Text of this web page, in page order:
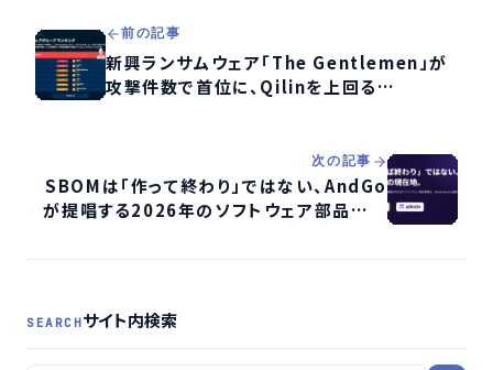
前の記事
新興ランサムウェア「The Gentlemen」が
攻撃件数で首位に、Qilinを上回る
次の記事
SBOMは「作って終わり」ではない、AndGo
が提唱する2026年のソフトウェア部品管理
SEARCHサイト内検索